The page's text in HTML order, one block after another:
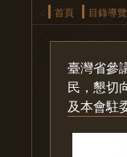
首頁
目錄導覽
臺灣省參
民，懇切
及本會駐